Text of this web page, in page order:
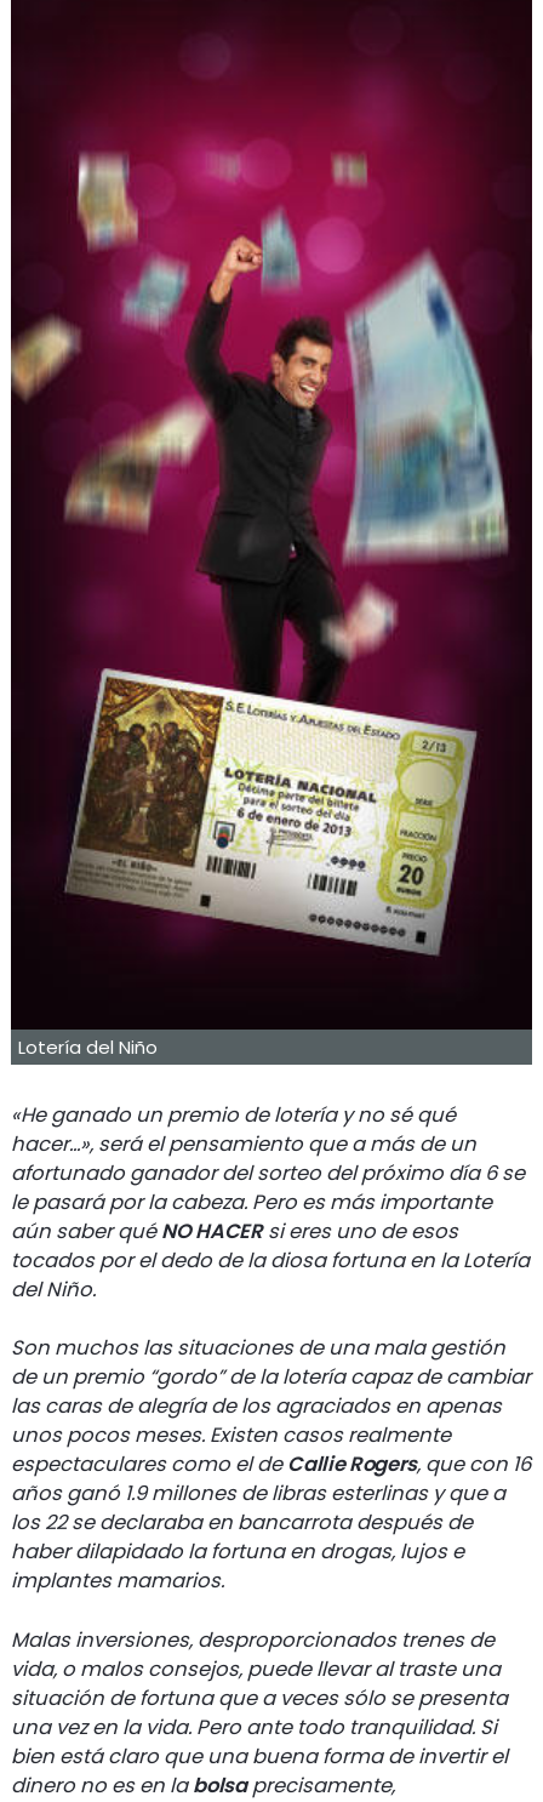
Lotería del Niño
«He ganado un premio de lotería y no sé qué
hacer...», será el pensamiento que a más de un
afortunado ganador del sorteo del próximo día 6 se
le pasará por la cabeza. Pero es más importante
aún saber quéNO HACERsi eres uno de esos
tocados por el dedo de la diosa fortuna en la Lotería
del Niño.
Son muchos las situaciones de una mala gestión
de un premio “gordo” de la lotería capaz de cambiar
las caras de alegría de los agraciados en apenas
unos pocos meses. Existen casos realmente
espectaculares como el deCallie Rogers, que con 16
años ganó 1.9 millones de libras esterlinas y que a
los 22 se declaraba en bancarrota después de
haber dilapidado la fortuna en drogas, lujos e
implantes mamarios.
Malas inversiones, desproporcionados trenes de
vida, o malos consejos, puede llevar al traste una
situación de fortuna que a veces sólo se presenta
una vez en la vida. Pero ante todo tranquilidad. Si
bien está claro que una buena forma de invertir el
dinero no es en labolsaprecisamente,